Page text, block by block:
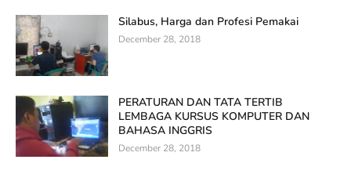
Silabus, Harga dan Profesi Pemakai
December 28, 2018
PERATURAN DAN TATA TERTIB
LEMBAGA KURSUS KOMPUTER DAN
BAHASA INGGRIS
December 28, 2018